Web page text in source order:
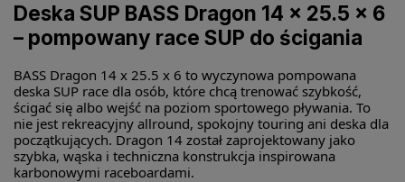
Deska SUP BASS Dragon 14 x 25.5 x 6
– pompowany race SUP do ścigania
BASS Dragon 14 x 25.5 x 6 to wyczynowa pompowana
deska SUP race dla osób, które chcą trenować szybkość,
ścigać się albo wejść na poziom sportowego pływania. To
nie jest rekreacyjny allround, spokojny touring ani deska dla
początkujących. Dragon 14 został zaprojektowany jako
szybka, wąska i techniczna konstrukcja inspirowana
karbonowymi raceboardami.